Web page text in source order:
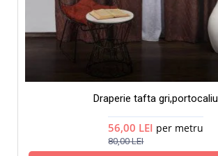
Draperie tafta gri,portocaliu
56,00 LEI per metru
80,00 LEI